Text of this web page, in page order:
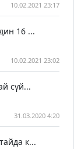
10.02.2021 23:17
16 ...
10.02.2021 23:02
сүй...
31.03.2020 4:20
к...